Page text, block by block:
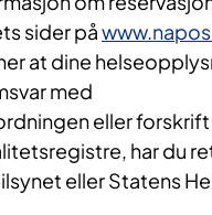
sider på
at dine
med
eller
har du
eller Statens